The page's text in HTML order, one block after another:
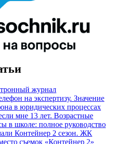
журнал
на экспертизу. Значение
в юридических процессах
мне 13 лет. Возрастные
в школе: полное руководство
Контейнер 2 сезон. ЖК
съемок «Контейнер 2»